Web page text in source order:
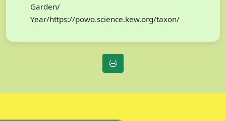
Garden/
Year/https://powo.science.kew.org/taxon/